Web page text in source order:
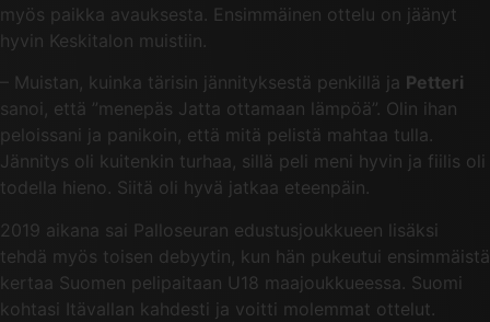
myös paikka avauksesta. Ensimmäinen ottelu on jäänyt
hyvin Keskitalon muistiin.
– Muistan, kuinka tärisin jännityksestä penkillä ja Petteri
sanoi, että ”menepäs Jatta ottamaan lämpöä”. Olin ihan
peloissani ja panikoin, että mitä pelistä mahtaa tulla.
Jännitys oli kuitenkin turhaa, sillä peli meni hyvin ja fiilis oli
todella hieno. Siitä oli hyvä jatkaa eteenpäin.
2019 aikana sai Palloseuran edustusjoukkueen lisäksi
tehdä myös toisen debyytin, kun hän pukeutui ensimmäistä
kertaa Suomen pelipaitaan U18 maajoukkueessa. Suomi
kohtasi Itävallan kahdesti ja voitti molemmat ottelut.